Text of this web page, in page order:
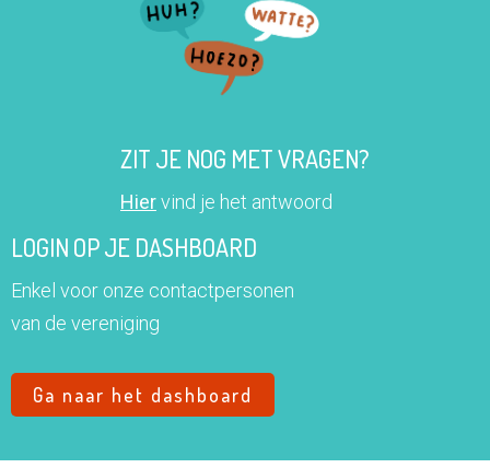
ZIT JE NOG MET VRAGEN?
Hiervind je het antwoord
LOGIN OP JE DASHBOARD
Enkel voor onze contactpersonen
van de vereniging
Ga naar het dashboard